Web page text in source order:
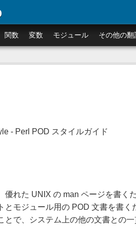
関数 変数 モジュール その他の翻
- Perl POD スタイルガイド
優れた UNIX の man ページを書く
とモジュール用の POD 文書を書
とで、システム上の他の文書との一